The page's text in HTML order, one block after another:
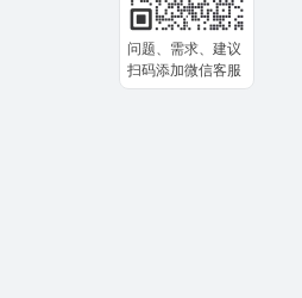
问题、需求、建议
扫码添加微信客服